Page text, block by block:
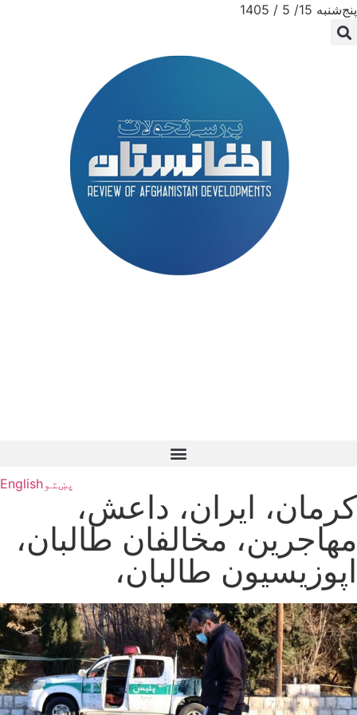
پنج‌شنبه 15/ 5 / 1405
پښتوEnglish
کرمان، ایران، داعش،
مهاجرین، مخالفان طالبان،
اپوزیسیون طالبان،